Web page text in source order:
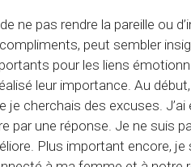
de ne pas rendre la pareille ou
peut sembler
pour les liens
leur importance. Au
je cherchais des excuses.
par une réponse. Je ne suis
Plus important encore,